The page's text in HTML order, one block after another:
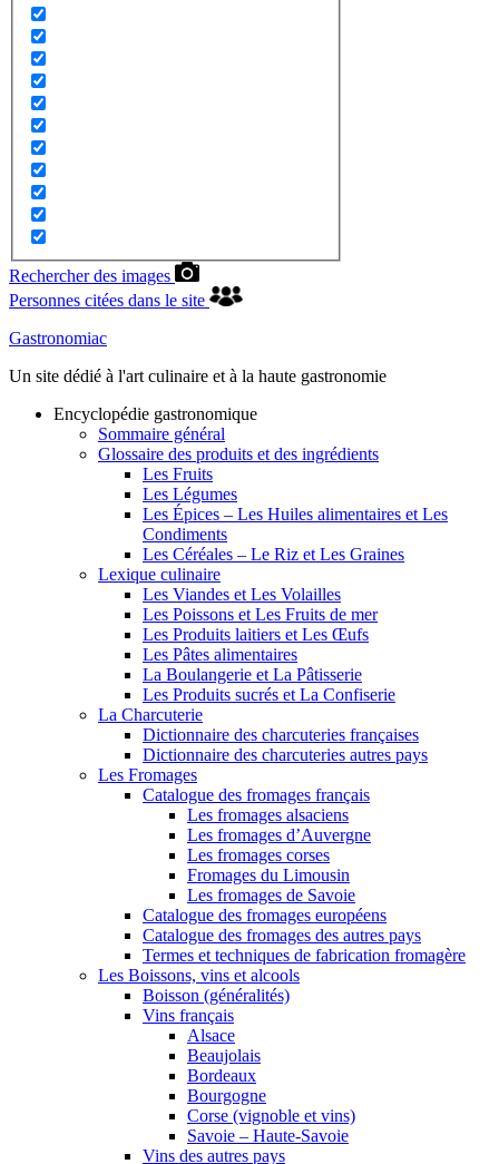
Rechercher des images
Personnes citées dans le site
Gastronomiac
Un site dédié à l'art culinaire et à la haute gastronomie
Encyclopédie gastronomique
Sommaire général
Glossaire des produits et des ingrédients
Les Fruits
Les Légumes
Les Épices – Les Huiles alimentaires et Les
Condiments
Les Céréales – Le Riz et Les Graines
Lexique culinaire
Les Viandes et Les Volailles
Les Poissons et Les Fruits de mer
Les Produits laitiers et Les Œufs
Les Pâtes alimentaires
La Boulangerie et La Pâtisserie
Les Produits sucrés et La Confiserie
La Charcuterie
Dictionnaire des charcuteries françaises
Dictionnaire des charcuteries autres pays
Les Fromages
Catalogue des fromages français
Les fromages alsaciens
Les fromages d’Auvergne
Les fromages corses
Fromages du Limousin
Les fromages de Savoie
Catalogue des fromages européens
Catalogue des fromages des autres pays
Termes et techniques de fabrication fromagère
Les Boissons, vins et alcools
Boisson (généralités)
Vins français
Alsace
Beaujolais
Bordeaux
Bourgogne
Corse (vignoble et vins)
Savoie – Haute-Savoie
Vins des autres pays